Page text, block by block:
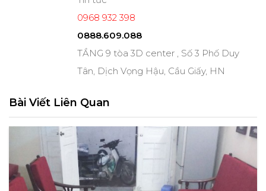
0968 932 398
0888.609.088
TẦNG 9 tòa 3D center , Số 3 Phố Duy
Tân, Dịch Vọng Hậu, Cầu Giấy, HN
Bài Viết Liên Quan